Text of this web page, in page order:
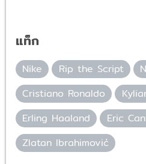
แท็ก
Nike Rip the Script
Cristiano Ronaldo
Erling Haaland
Eric
Zlatan Ibrahimović